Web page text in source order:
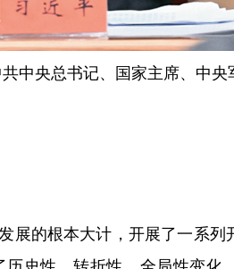
央总书记、国家主席、中央
的根本大计，开展了一系列